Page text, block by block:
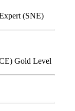
(SNE)
Gold Level